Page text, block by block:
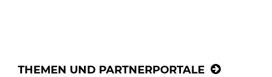
THEMEN UND PARTNERPORTALE